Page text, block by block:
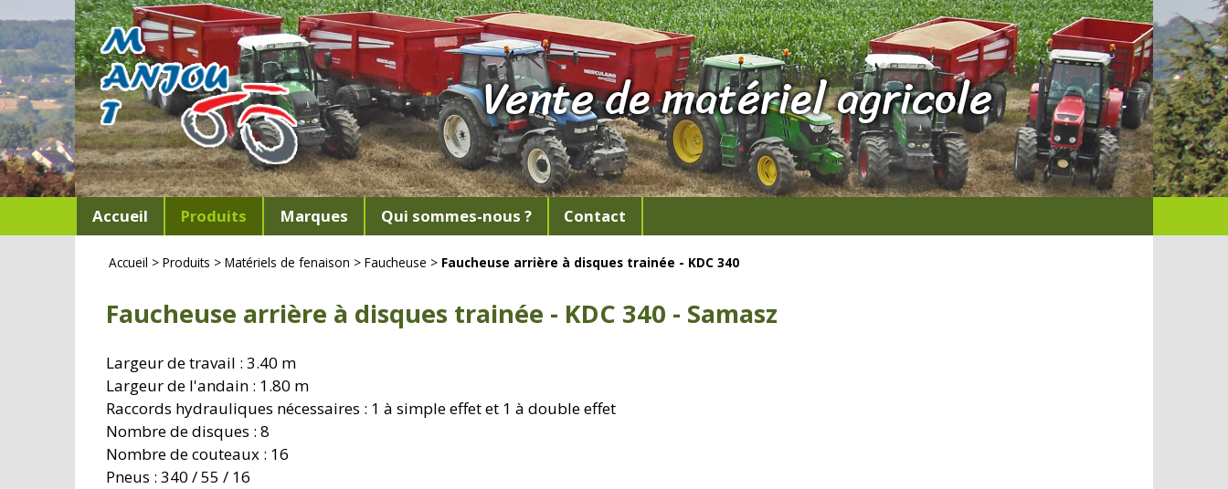
Vente de matériel agricole
Accueil Produits Marques Qui sommes-nous ? Contact
Accueil >Produits >Matériels de fenaison >Faucheuse > Faucheuse arrière à disques trainée - KDC 340
Faucheuse arrière à disques trainée - KDC 340 - Samasz
Largeur de travail : 3.40 m
Largeur de l'andain : 1.80 m
Raccords hydrauliques nécessaires : 1 à simple effet et 1 à double effet
Nombre de disques : 8
Nombre de couteaux : 16
Pneus : 340 / 55 / 16